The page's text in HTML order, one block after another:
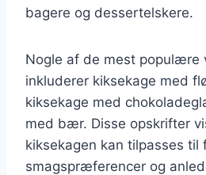
bagere og dessertelskere.
Nogle af de mest populære
inkluderer kiksekage med
kiksekage med
med bær. Disse opskrifter
kiksekagen kan tilpasses til
smagspræferencer og